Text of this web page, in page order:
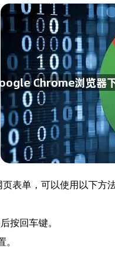
表单，可以使用以下方法
按回车键。
。